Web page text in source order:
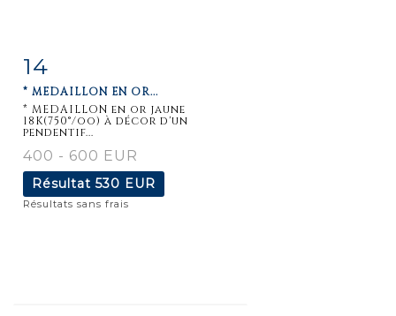
détaillée
14
* MEDAILLON EN OR...
* MEDAILLON en or jaune
18K(750°/oo) à décor d'un
pendentif...
400 - 600 EUR
Résultat 530 EUR
Résultats sans frais